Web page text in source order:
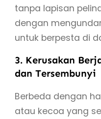
tanpa lapisan
dengan
untuk berpesta di
3. Kerusakan
dan Tersembunyi
Berbeda dengan
atau kecoa yang